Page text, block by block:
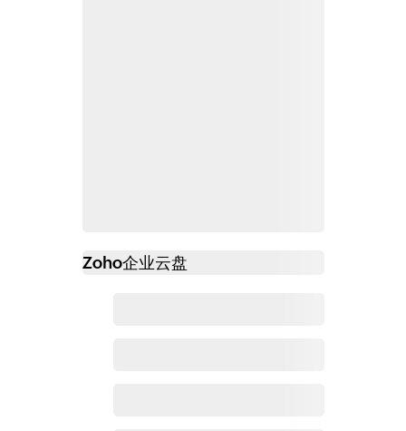
Zoho企业云盘